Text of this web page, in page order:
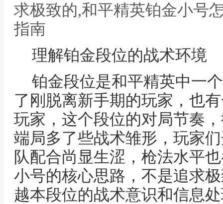
求极致的,和平精英铂金小号
指南
理解铂金段位的战术环境
铂金段位是和平精英中一
了刚脱离新手期的玩家，也
玩家，这个段位的对局节奏
端局多了些战术雏形，玩家
队配合尚显生涩，枪法水平
小号的核心思路，不是追求
越本段位的战术意识和信息